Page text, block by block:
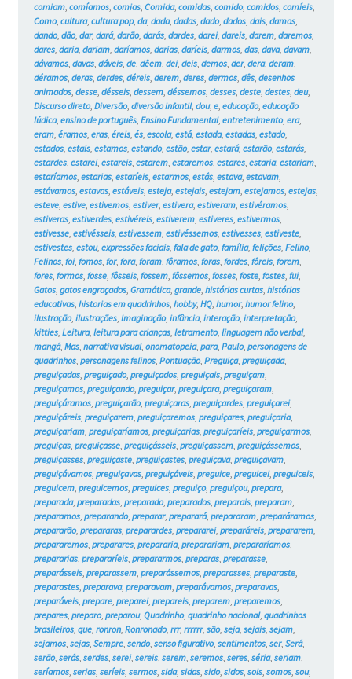
comiam, comíamos, comias, Comida, comidas, comido, comidos, comíeis,
Como, cultura, cultura pop, da, dada, dadas, dado, dados, dais, damos,
dando, dão, dar, dará, darão, darás, dardes, darei, dareis, darem, daremos,
dares, daria, dariam, daríamos, darias, daríeis, darmos, das, dava, davam,
dávamos, davas, dáveis, de, dêem, dei, deis, demos, der, dera, deram,
déramos, deras, derdes, déreis, derem, deres, dermos, dês, desenhos
animados, desse, désseis, dessem, déssemos, desses, deste, destes, deu,
Discurso direto, Diversão, diversão infantil, dou, e, educação, educação
lúdica, ensino de português, Ensino Fundamental, entretenimento, era,
eram, éramos, eras, éreis, és, escola, está, estada, estadas, estado,
estados, estais, estamos, estando, estão, estar, estará, estarão, estarás,
estardes, estarei, estareis, estarem, estaremos, estares, estaria, estariam,
estaríamos, estarias, estaríeis, estarmos, estás, estava, estavam,
estávamos, estavas, estáveis, esteja, estejais, estejam, estejamos, estejas,
esteve, estive, estivemos, estiver, estivera, estiveram, estivéramos,
estiveras, estiverdes, estivéreis, estiverem, estiveres, estivermos,
estivesse, estivésseis, estivessem, estivéssemos, estivesses, estiveste,
estivestes, estou, expressões faciais, fala de gato, família, felições, Felino,
Felinos, foi, fomos, for, fora, foram, fôramos, foras, fordes, fôreis, forem,
fores, formos, fosse, fôsseis, fossem, fôssemos, fosses, foste, fostes, fui,
Gatos, gatos engraçados, Gramática, grande, histórias curtas, histórias
educativas, historias em quadrinhos, hobby, HQ, humor, humor felino,
ilustração, ilustrações, Imaginação, infância, interação, interpretação,
kitties, Leitura, leitura para crianças, letramento, linguagem não verbal,
mangá, Mas, narrativa visual, onomatopeia, para, Paulo, personagens de
quadrinhos, personagens felinos, Pontuação, Preguiça, preguiçada,
preguiçadas, preguiçado, preguiçados, preguiçais, preguiçam,
preguiçamos, preguiçando, preguiçar, preguiçara, preguiçaram,
preguiçáramos, preguiçarão, preguiçaras, preguiçardes, preguiçarei,
preguiçáreis, preguiçarem, preguiçaremos, preguiçares, preguiçaria,
preguiçariam, preguiçaríamos, preguiçarias, preguiçaríeis, preguiçarmos,
preguiças, preguiçasse, preguiçásseis, preguiçassem, preguiçássemos,
preguiçasses, preguiçaste, preguiçastes, preguiçava, preguiçavam,
preguiçávamos, preguiçavas, preguiçáveis, preguice, preguicei, preguiceis,
preguicem, preguicemos, preguices, preguiço, preguiçou, prepara,
preparada, preparadas, preparado, preparados, preparais, preparam,
preparamos, preparando, preparar, preparará, prepararam, preparáramos,
prepararão, prepararas, preparardes, prepararei, preparáreis, prepararem,
prepararemos, preparares, prepararia, preparariam, prepararíamos,
prepararias, prepararíeis, prepararmos, preparas, preparasse,
preparásseis, preparassem, preparássemos, preparasses, preparaste,
preparastes, preparava, preparavam, preparávamos, preparavas,
preparáveis, prepare, preparei, prepareis, preparem, preparemos,
prepares, preparo, preparou, Quadrinho, quadrinho nacional, quadrinhos
brasileiros, que, ronron, Ronronado, rrr, rrrrrr, são, seja, sejais, sejam,
sejamos, sejas, Sempre, sendo, senso figurativo, sentimentos, ser, Será,
serão, serás, serdes, serei, sereis, serem, seremos, seres, séria, seriam,
seríamos, serias, seríeis, sermos, sida, sidas, sido, sidos, sois, somos, sou,